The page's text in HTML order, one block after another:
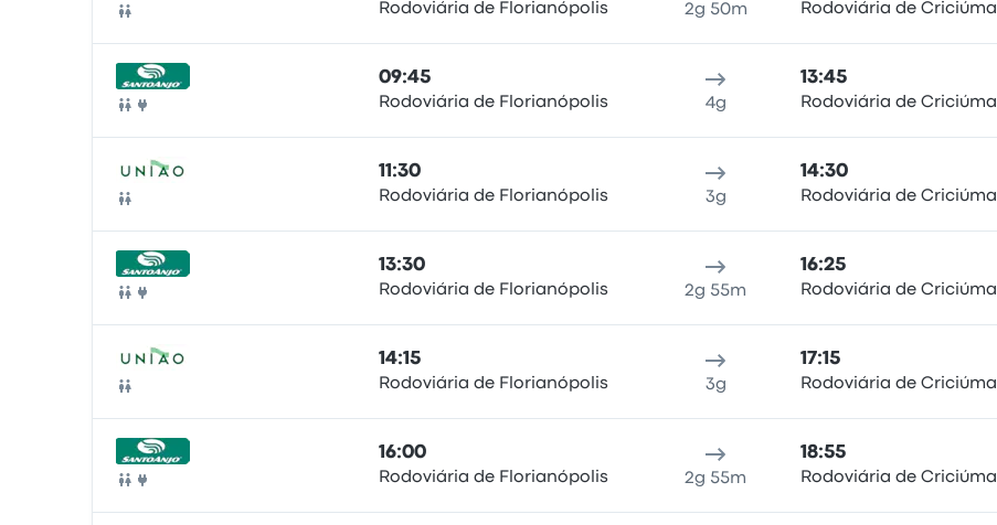
Autobus
Rodoviária de Florianópolis 2g 50m Rodoviária de Criciúma
Autobus
09:45
Rodoviária de Florianópolis 4g
13:45
Rodoviária de Criciúma
Autobus
11:30
Rodoviária de Florianópolis 3g
14:30
Rodoviária de Criciúma
Autobus
13:30
Rodoviária de Florianópolis 2g 55m
16:25
Rodoviária de Criciúma
Autobus
14:15
Rodoviária de Florianópolis 3g
17:15
Rodoviária de Criciúma
Autobus
16:00
Rodoviária de Florianópolis 2g 55m
18:55
Rodoviária de Criciúma